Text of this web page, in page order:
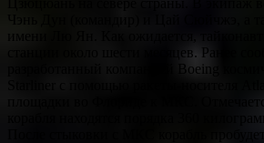
станции около шести месяцев. Ранее
разработанный компанией Boeing
площадки во Флориде к МКС.
корабля находятся порядка 360
После стыковки с МКС корабль